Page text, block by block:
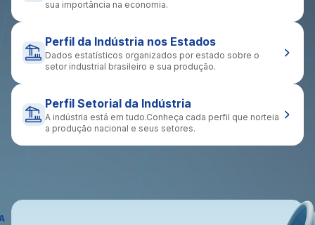
sua importância na economia.
Perfil da Indústria nos Estados
Dados estatísticos organizados por estado sobre o
setor industrial brasileiro e sua produção.
Perfil Setorial da Indústria
A indústria está em tudo.Conheça cada perfil que norteia
a produção nacional e seus setores.